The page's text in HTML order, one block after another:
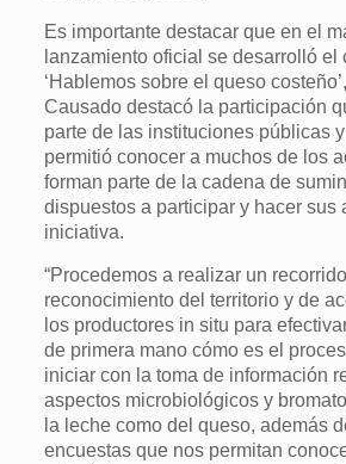
Es importante destacar que en el
lanzamiento oficial se desarrolló el
‘Hablemos sobre el queso
Causado destacó la participación
parte de las instituciones públicas
permitió conocer a muchos de los
forman parte de la cadena de
dispuestos a participar y hacer sus
iniciativa.
“Procedemos a realizar un
reconocimiento del territorio y de
los productores in situ para
de primera mano cómo es el
iniciar con la toma de información
aspectos microbiológicos y
la leche como del queso, además
encuestas que nos permitan